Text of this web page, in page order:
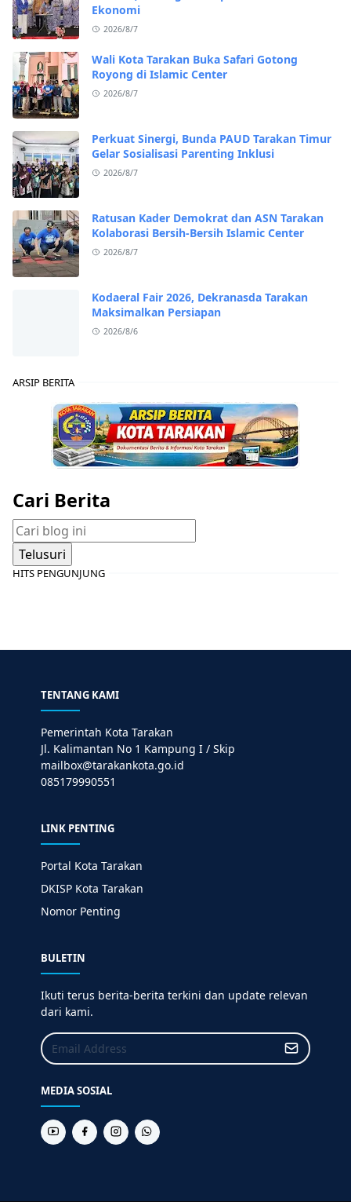
Ekonomi
2026/8/7
Wali Kota Tarakan Buka Safari Gotong
Royong di Islamic Center
2026/8/7
Perkuat Sinergi, Bunda PAUD Tarakan Timur
Gelar Sosialisasi Parenting Inklusi
2026/8/7
Ratusan Kader Demokrat dan ASN Tarakan
Kolaborasi Bersih-Bersih Islamic Center
2026/8/7
Kodaeral Fair 2026, Dekranasda Tarakan
Maksimalkan Persiapan
2026/8/6
ARSIP BERITA
Cari Berita
HITS PENGUNJUNG
TENTANG KAMI
Pemerintah Kota Tarakan
Jl. Kalimantan No 1 Kampung I / Skip
mailbox@tarakankota.go.id
085179990551
LINK PENTING
Portal Kota Tarakan
DKISP Kota Tarakan
Nomor Penting
BULETIN
Ikuti terus berita-berita terkini dan update relevan
dari kami.
MEDIA SOSIAL